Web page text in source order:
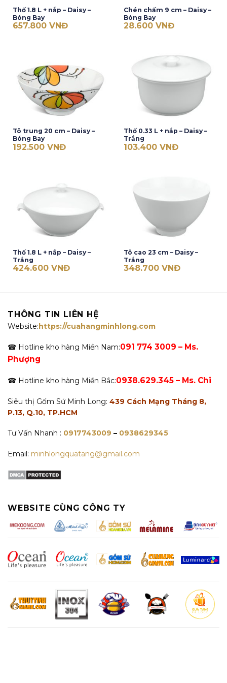
Thố 1.8 L + nắp – Daisy –
Bóng Bay
657.800 VNĐ
Chén chấm 9 cm – Daisy –
Bóng Bay
28.600 VNĐ
Tô trung 20 cm – Daisy –
Bóng Bay
192.500 VNĐ
Thố 0.33 L + nắp – Daisy –
Trắng
103.400 VNĐ
Thố 1.8 L + nắp – Daisy –
Trắng
424.600 VNĐ
Tô cao 23 cm – Daisy –
Trắng
348.700 VNĐ
THÔNG TIN LIÊN HỆ
Website:https://cuahangminhlong.com
☎ Hotline kho hàng Miền Nam:091 774 3009 – Ms.
Phượng
☎ Hotline kho hàng Miền Bắc:0938.629.345 – Ms. Chi
Siêu thị Gốm Sứ Minh Long: 439 Cách Mạng Tháng 8,
P.13, Q.10, TP.HCM
Tư Vấn Nhanh : 0917743009 – 0938629345
Email: minhlongquatang@gmail.com
WEBSITE CÙNG CÔNG TY